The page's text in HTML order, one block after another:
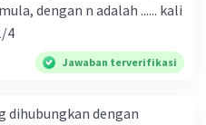
dengan n adalah ...... kali
4
Jawaban terverifikasi
dihubungkan dengan